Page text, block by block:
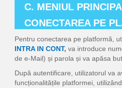
C. MENIUL
CONECTAREA PE
Pentru conectarea pe platformă,
INTRA IN CONT, va introduce
de e-Mail) și parola și va apăsa
După autentificare, utilizatorul va
funcționalitățile platformei,